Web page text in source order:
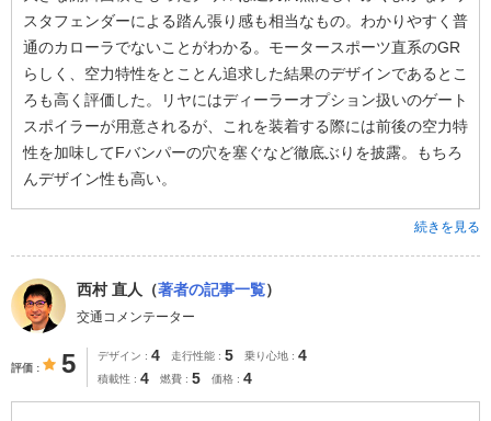
スタフェンダーによる踏ん張り感も相当なもの。わかりやすく普
通のカローラでないことがわかる。モータースポーツ直系のGR
らしく、空力特性をとことん追求した結果のデザインであるとこ
ろも高く評価した。リヤにはディーラーオプション扱いのゲート
スポイラーが用意されるが、これを装着する際には前後の空力特
性を加味してFバンパーの穴を塞ぐなど徹底ぶりを披露。もちろ
んデザイン性も高い。
続きを見る
西村 直人（著者の記事一覧）
交通コメンテーター
評価 5 デザイン 4 走行性能 5 乗り心地 4
積載性 4 燃費 5 価格 4